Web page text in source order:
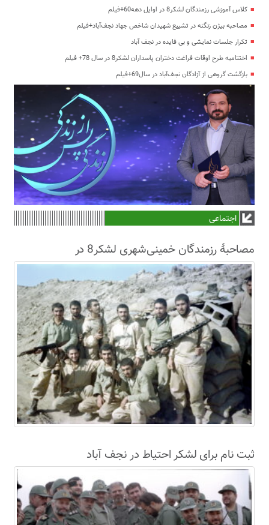
کلاس آموزشی رزمندگان لشکر8 در اوایل دهه60+فیلم
مصاحبه بیژن زنگنه در تشییع شهیدان شاخص جهاد نجف‌آباد+فیلم
تکرار جلسات نمایشی و بی فایده در نجف آباد
اختتامیه طرح اوقات فراغت دختران پاسداران لشکر8 در سال 78+ فیلم
بازگشت گروهی از آزادگان نجف‌آباد در سال69+فیلم
اجتماعی
مصاحبۀ رزمندگان خمینی‌شهری لشکر8 در
سال63+فیلم
ثبت نام برای لشکر احتیاط در نجف آباد